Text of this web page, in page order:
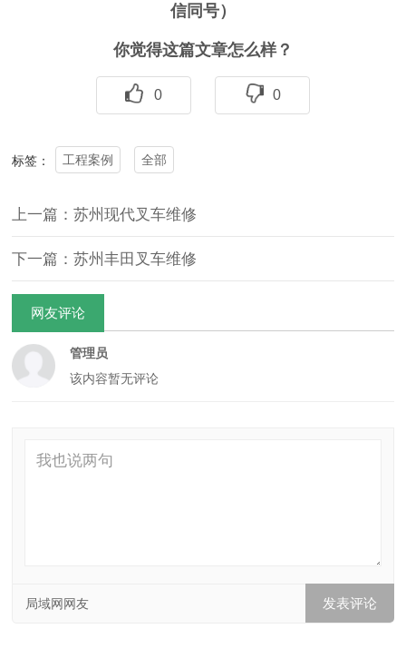
信同号）
你觉得这篇文章怎么样？
0 0
标签： 工程案例 全部
上一篇：苏州现代叉车维修
下一篇：苏州丰田叉车维修
网友评论
管理员
该内容暂无评论
局域网网友